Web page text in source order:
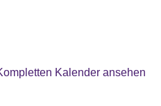
Kalender ansehen